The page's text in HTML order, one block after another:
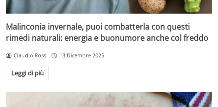
Malinconia invernale, puoi combatterla con questi
rimedi naturali: energia e buonumore anche col freddo
Claudio Rossi 13 Dicembre 2025
Leggi di più